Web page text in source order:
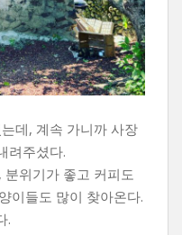
데, 계속 가니까 사장
려주셨다.
위기가 좋고 커피도
이들도 많이 찾아온다.
.